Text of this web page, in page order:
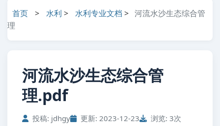
首页 > 水利 > 水利专业文档 > 河流水沙生态综合管
理
河流水沙生态综合管
理.pdf
投稿: jdhgy 更新: 2023-12-23 浏览: 3次